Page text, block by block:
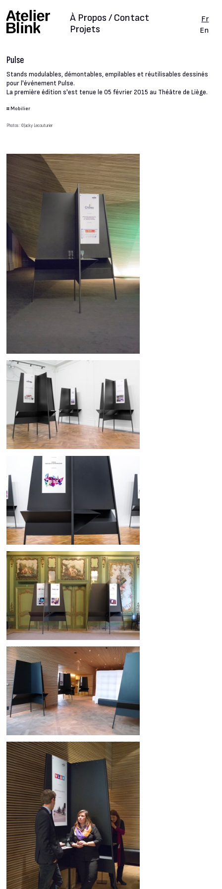
Projets
À Propos / Contact
Fr
En
Pulse
Stands modulables, démontables, empilables et réutilisables dessinés
pour l'événement Pulse.
La première édition s'est tenue le 05 février 2015 au Théâtre de Liège.
# Mobilier
Photos : ©Jacky Lecouturier